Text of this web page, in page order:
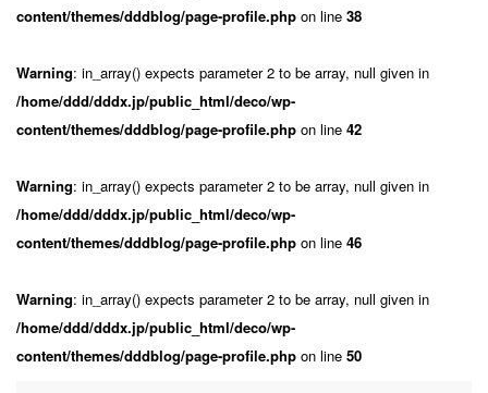
content/themes/dddblog/page-profile.php on line 38
Warning: in_array() expects parameter 2 to be array, null given in
/home/ddd/dddx.jp/public_html/deco/wp-
content/themes/dddblog/page-profile.php on line 42
Warning: in_array() expects parameter 2 to be array, null given in
/home/ddd/dddx.jp/public_html/deco/wp-
content/themes/dddblog/page-profile.php on line 46
Warning: in_array() expects parameter 2 to be array, null given in
/home/ddd/dddx.jp/public_html/deco/wp-
content/themes/dddblog/page-profile.php on line 50